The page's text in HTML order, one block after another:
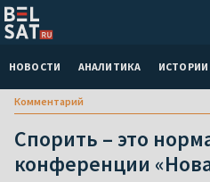
НОВОСТИ АНАЛИТИКА ИСТОРИИ
Комментарий
Спорить – это
конференции